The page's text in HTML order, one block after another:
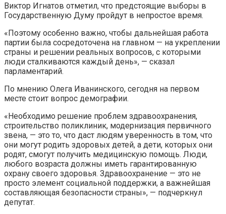
Виктор Игнатов отметил, что предстоящие выборы в
Государственную Думу пройдут в непростое время.
«Поэтому особенно важно, чтобы дальнейшая работа
партии была сосредоточена на главном — на укреплении
страны и решении реальных вопросов, с которыми
люди сталкиваются каждый день», — сказал
парламентарий.
По мнению Олега Иванинского, сегодня на первом
месте стоит вопрос демографии.
«Необходимо решение проблем здравоохранения,
строительство поликлиник, модернизация первичного
звена, — это то, что даст людям уверенность в том, что
они могут родить здоровых детей, а дети, которых они
родят, смогут получить медицинскую помощь. Люди,
любого возраста должны иметь гарантированную
охрану своего здоровья. Здравоохранение — это не
просто элемент социальной поддержки, а важнейшая
составляющая безопасности страны», — подчеркнул
депутат.